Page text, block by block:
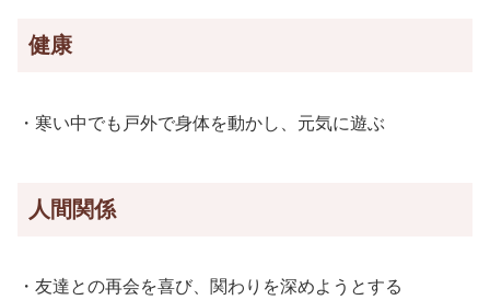
健康
・寒い中でも戸外で身体を動かし、元気に遊ぶ
人間関係
・友達との再会を喜び、関わりを深めようとする